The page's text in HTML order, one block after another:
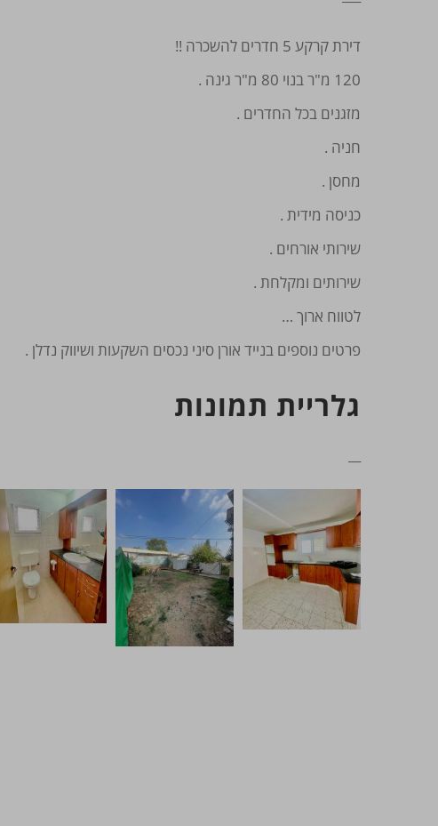
דירת קרקע 5 חדרים להשכרה !!
120 מ"ר בנוי 80 מ"ר גינה .
מזגנים בכל החדרים .
חניה .
מחסן .
כניסה מידית .
שירותי אורחים .
שירותים ומקלחת .
לטווח ארוך …
פרטים נוספים בנייד אורן סיני נכסים השקעות ושיווק נדלן .
גלריית תמונות